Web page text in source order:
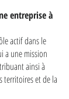
entreprise à
actif dans le
a une mission
ainsi à
territoires et de la